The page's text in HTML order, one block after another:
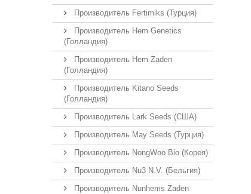
Производитель Fertimiks (Турция)
Производитель Hem Genetics
(Голландия)
Производитель Hem Zaden
(Голландия)
Производитель Kitano Seeds
(Голландия)
Производитель Lark Seeds (США)
Производитель May Seeds (Турция)
Производитель NongWoo Bio (Корея)
Производитель Nu3 N.V. (Бельгия)
Производитель Nunhems Zaden